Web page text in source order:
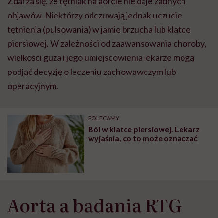
objawów. Niektórzy odczuwają jednak uczucie
tętnienia (pulsowania) w jamie brzucha lub klatce
piersiowej. W zależności od zaawansowania choroby,
wielkości guza i jego umiejscowienia lekarze mogą
podjąć decyzję o leczeniu zachowawczym lub
operacyjnym.
POLECAMY
Ból w klatce piersiowej. Lekarz
wyjaśnia, co to może oznaczać
Aorta a badania RTG